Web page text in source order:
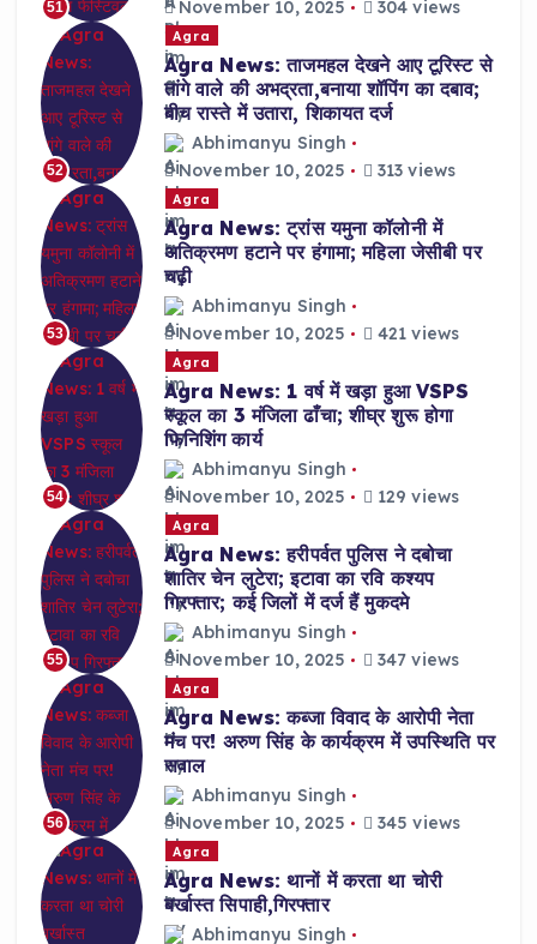
51
November 10, 2025
304 views
52
Agra
Agra News: ताजमहल देखने आए टूरिस्ट से
तांगे वाले की अभद्रता,बनाया शॉपिंग का दबाव;
बीच रास्ते में उतारा, शिकायत दर्ज
Abhimanyu Singh
November 10, 2025
313 views
53
Agra
Agra News: ट्रांस यमुना कॉलोनी में
अतिक्रमण हटाने पर हंगामा; महिला जेसीबी पर
चढ़ी
Abhimanyu Singh
November 10, 2025
421 views
54
Agra
Agra News: 1 वर्ष में खड़ा हुआ VSPS
स्कूल का 3 मंजिला ढाँचा; शीघ्र शुरू होगा
फिनिशिंग कार्य
Abhimanyu Singh
November 10, 2025
129 views
55
Agra
Agra News: हरीपर्वत पुलिस ने दबोचा
शातिर चेन लुटेरा; इटावा का रवि कश्यप
गिरफ्तार; कई जिलों में दर्ज हैं मुकदमे
Abhimanyu Singh
November 10, 2025
347 views
56
Agra
Agra News: कब्जा विवाद के आरोपी नेता
मंच पर! अरुण सिंह के कार्यक्रम में उपस्थिति पर
सवाल
Abhimanyu Singh
November 10, 2025
345 views
Agra
Agra News: थानों में करता था चोरी
बर्खास्त सिपाही,गिरफ्तार
Abhimanyu Singh